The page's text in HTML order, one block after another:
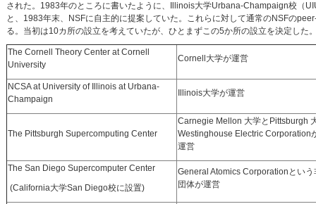
された。1983年のところに書いたように、Illinois大学Urbana-Champaign校（
と、1983年末、NSFに自主的に提案していた。これらに対して通常のNSFの
る。当初は10カ所の設立を考えていたが、ひとまずこの5か所の設立を決定し
The Cornell Theory Center at Cornell
University
Cornell大学が運営
NCSA at University of Illinois at Urbana-
Champaign
Illinois大学が運営
The Pittsburgh Supercomputing Center
Carnegie Mellon 大学とPittsburgh
Westinghouse Electric Corporation
運営
The San Diego Supercomputer Center
(California大学San Diego校に設置)
General Atomics Corporationという
団体が運営